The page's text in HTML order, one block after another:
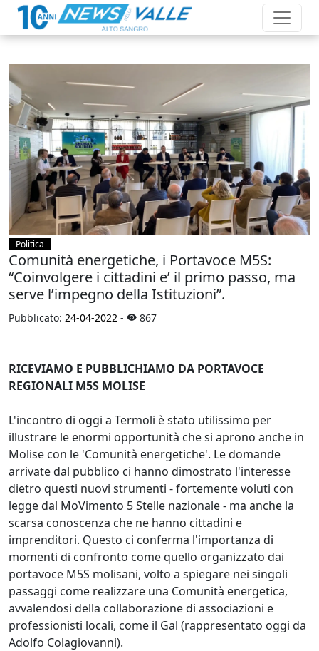
Politica
Comunità energetiche, i Portavoce M5S:
“Coinvolgere i cittadini e’ il primo passo, ma
serve l’impegno della Istituzioni”.
Pubblicato: 24-04-2022 - 867
RICEVIAMO E PUBBLICHIAMO DA PORTAVOCE
REGIONALI M5S MOLISE
L'incontro di oggi a Termoli è stato utilissimo per
illustrare le enormi opportunità che si aprono anche in
Molise con le 'Comunità energetiche'. Le domande
arrivate dal pubblico ci hanno dimostrato l'interesse
dietro questi nuovi strumenti - fortemente voluti con
legge dal MoVimento 5 Stelle nazionale - ma anche la
scarsa conoscenza che ne hanno cittadini e
imprenditori. Questo ci conferma l'importanza di
momenti di confronto come quello organizzato dai
portavoce M5S molisani, volto a spiegare nei singoli
passaggi come realizzare una Comunità energetica,
avvalendosi della collaborazione di associazioni e
professionisti locali, come il Gal (rappresentato oggi da
Adolfo Colagiovanni).